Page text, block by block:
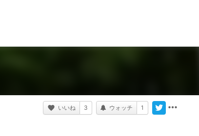
いいね 3 ウォッチ 1